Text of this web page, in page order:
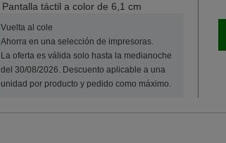
Pantalla táctil a color de 6,1 cm
Vuelta al cole
Ahorra en una selección de impresoras.
La oferta es válida solo hasta la medianoche
del 30/08/2026. Descuento aplicable a una
unidad por producto y pedido como máximo.